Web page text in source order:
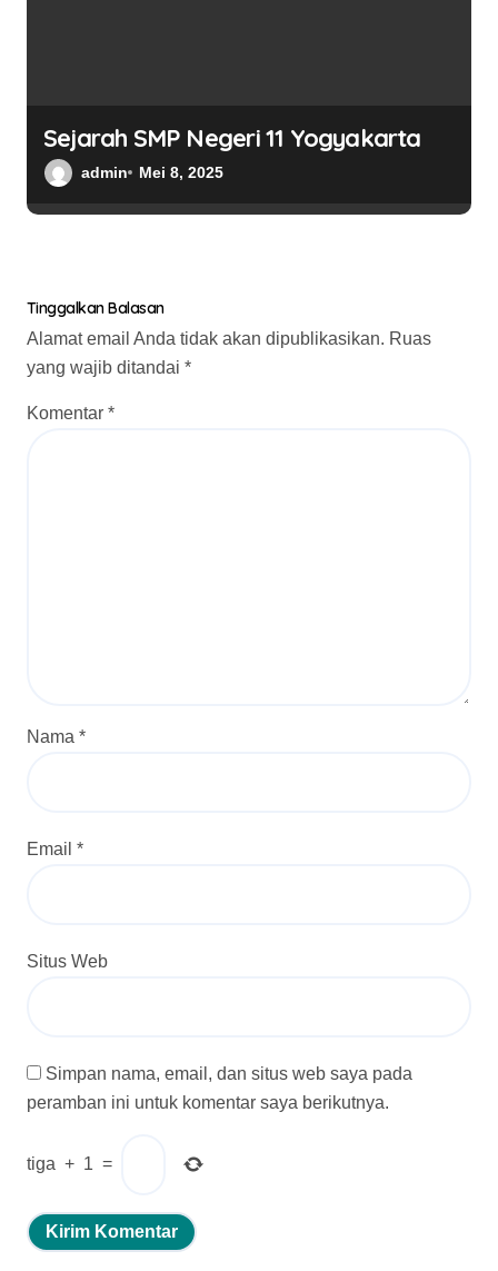
Sejarah SMP Negeri 11 Yogyakarta
admin Mei 8, 2025
Tinggalkan Balasan
Alamat email Anda tidak akan dipublikasikan. Ruas
yang wajib ditandai *
Komentar *
Nama *
Email *
Situs Web
Simpan nama, email, dan situs web saya pada
peramban ini untuk komentar saya berikutnya.
tiga + 1 =